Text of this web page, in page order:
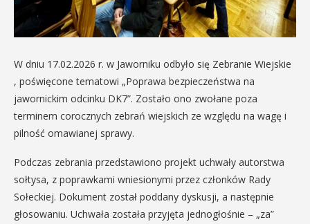
W dniu 17.02.2026 r. w Jaworniku odbyło się Zebranie Wiejskie
, poświęcone tematowi „Poprawa bezpieczeństwa na
jawornickim odcinku DK7”. Zostało ono zwołane poza
terminem corocznych zebrań wiejskich ze względu na wagę i
pilność omawianej sprawy.
Podczas zebrania przedstawiono projekt uchwały autorstwa
sołtysa, z poprawkami wniesionymi przez członków Rady
Sołeckiej. Dokument został poddany dyskusji, a następnie
głosowaniu. Uchwała została przyjęta jednogłośnie – „za”